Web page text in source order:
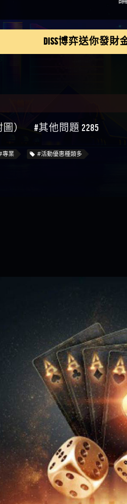
傑】請問一下100多萬
嗎，有誰可以回答
廷】LINE:kK605638
亞廷】#免費手遊#錢龍
真的
的會員～～
羭】推推
來毀謗欸哈哈哈好厲
順堪】黑網不出金
曄】所以會出金嗎現
是一樣的狀況
依揚】廢物喔
） #其他問題 2285